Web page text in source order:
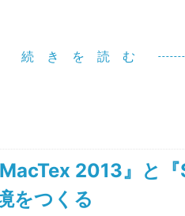
続 き を 読 む
MacTex 2013』と
をつくる